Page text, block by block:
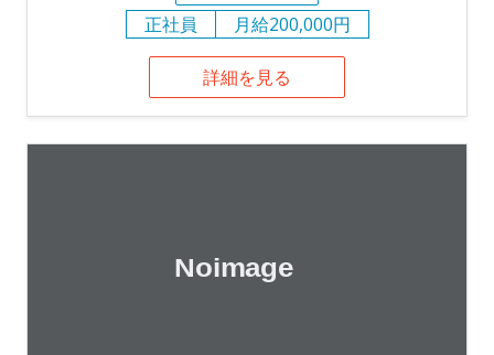
正社員
月給200,000円
詳細を見る